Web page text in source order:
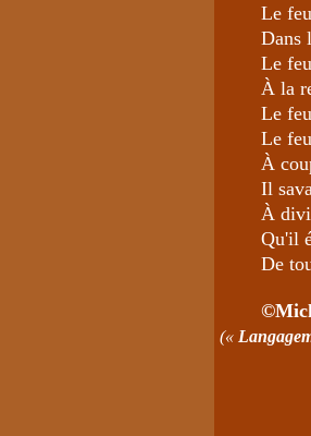
Le
Dans
Le
À la
Le
Le
À
Il
À
Qu'il
De
©
(«